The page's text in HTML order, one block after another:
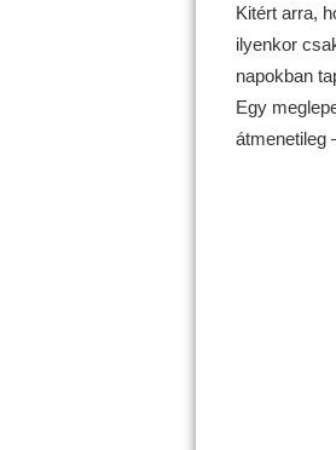
Kitért arra,
ilyenkor
napokban
Egy
átmenetileg